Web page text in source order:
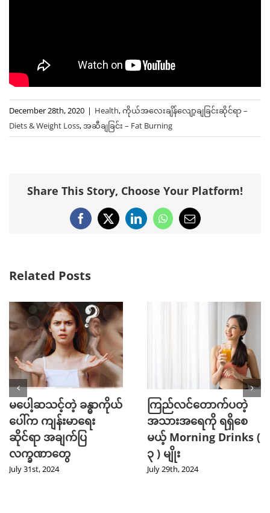
December 28th, 2020 | Health,ကိုယ်အလေးချိန်လျော့ချခြင်းဆိုင်ရာ –
Diets & Weight Loss,အဆီချခြင်း – Fat Burning
Share This Story, Choose Your Platform!
Facebook
X LinkedInWhatsApp
Email
Related Posts
မပေါ့ဆသင့်တဲ့ ခန္ဓာကိုယ်
ပေါ်က ကျန်းမာရေး
ဆိုင်ရာ အချက်ပြ
လက္ခဏာတွေ
July 31st, 2024
ကြည်လင်တောက်ပတဲ့
အသားအရေကို ရရှိစေ
မယ့် Morning Drinks (
၃ ) မျိုး
July 29th, 2024